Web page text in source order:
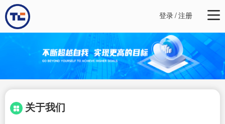
登录/注册
关于我们